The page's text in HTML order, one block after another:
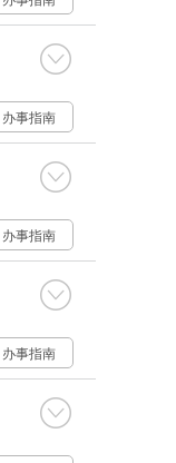
办事指南
办事指南
办事指南